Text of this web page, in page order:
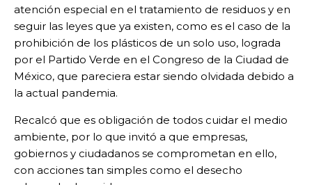
atención especial en el tratamiento de residuos y en
seguir las leyes que ya existen, como es el caso de la
prohibición de los plásticos de un solo uso, lograda
por el Partido Verde en el Congreso de la Ciudad de
México, que pareciera estar siendo olvidada debido a
la actual pandemia.
Recalcó que es obligación de todos cuidar el medio
ambiente, por lo que invitó a que empresas,
gobiernos y ciudadanos se comprometan en ello,
con acciones tan simples como el desecho